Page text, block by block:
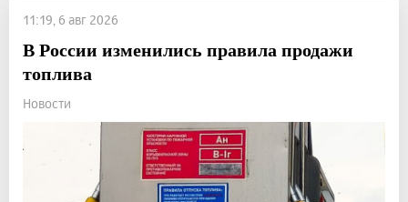
11:19, 6 авг 2026
В России изменились правила продажи
топлива
Новости